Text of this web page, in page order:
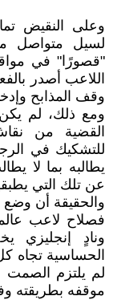
وعلى النقيض
لسيل متواصل
"قصورًا" في
اللاعب أصدر
وقف المذابح
ومع ذلك، لم
القضية من
للتشكيك في
يطالبه بما لا
عن تلك التي
والحقيقة أن
فصلاح لاعب
ونادٍ إنجليزي
الحساسية تجاه
لم يلتزم
موقفه بطريقته